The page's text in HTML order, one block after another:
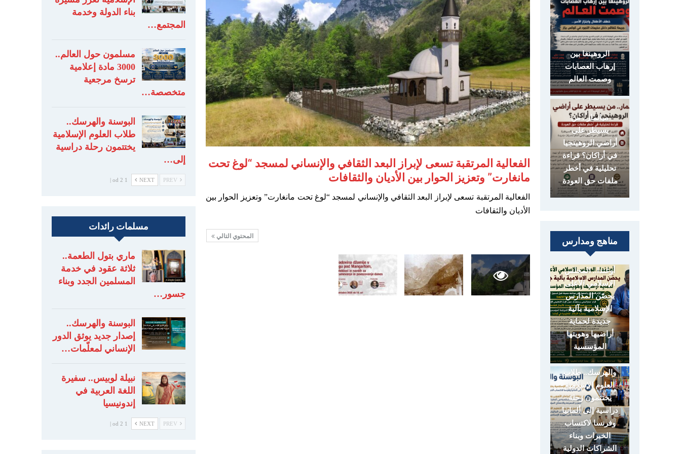
الفعالية المرتقبة تسعى لإبراز البعد الثقافي والإنساني لمسجد “لوغ تحت
مانغارت” وتعزيز الحوار بين الأديان والثقافات
الفعالية المرتقبة تسعى لإبراز البعد الثقافي والإنساني لمسجد “لوغ تحت مانغارت” وتعزيز الحوار بين
الأديان والثقافات
المحتوي التالي
بناء الدولة وخدمة
المجتمع…
مسلمون حول العالم..
3000 مادة إعلامية
ترسخ مرجعية
متخصصة…
البوسنة والهرسك..
طلاب العلوم الإسلامية
يختتمون رحلة دراسية
إلى…
NEXT
1 od 2 |
مسلمات رائدات
ماري بتول الطعمة..
ثلاثة عقود في خدمة
المسلمين الجدد وبناء
جسور…
البوسنة والهرسك..
إصدار جديد يوثق الدور
الإنساني لمعلّمات…
نبيلة لوبيس.. سفيرة
اللغة العربية في
إندونيسيا
NEXT
1 od 2 |
الروهينغا بين
إرهاب العصابات
وصمت العالم
ميانمار.. من
يسيطر على
أراضي الروهينجيا
في أراكان؟ قراءة
تحليلية في أخطر
ملفات حق العودة
مناهج ومدارس
أوغندا.. المجلس
الإسلامي الأعلى
يحصّن المدارس
الإسلامية بآلية
جديدة لحماية
أراضيها وهويتها
المؤسسية
البوسنة
والهرسك.. طلاب
العلوم الإسلامية
يختتمون رحلة
دراسية إلى ألمانيا
وفرنسا لاكتساب
الخبرات وبناء
الشراكات الدولية